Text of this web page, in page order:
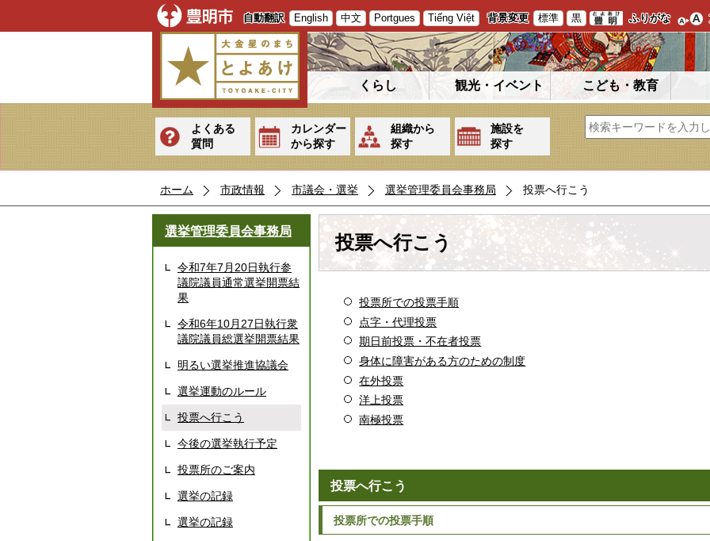
自動翻訳 English 中文 Portgues Tiếng Việt 背景変更 標準 黒 ふりがな
くらし 観光・イベント こども・教育
よくある
質問
カレンダー
から探す
組織から
探す
施設を
探す
ホーム 市政情報 市議会・選挙 選挙管理委員会事務局 投票へ行こう
選挙管理委員会事務局
令和7年7月20日執行参
議院議員通常選挙開票結
果
令和6年10月27日執行衆
議院議員総選挙開票結果
明るい選挙推進協議会
選挙運動のルール
投票へ行こう
今後の選挙執行予定
投票所のご案内
選挙の記録
選挙の記録
投票へ行こう
投票所での投票手順
点字・代理投票
期日前投票・不在者投票
身体に障害がある方のための制度
在外投票
洋上投票
南極投票
投票へ行こう
投票所での投票手順